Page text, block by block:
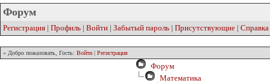
Форум
Регистрация | Профиль | Войти | Забытый пароль | Присутствующие | Справка
» Добро пожаловать, Гость: Войти | Регистрация
Форум
Математика